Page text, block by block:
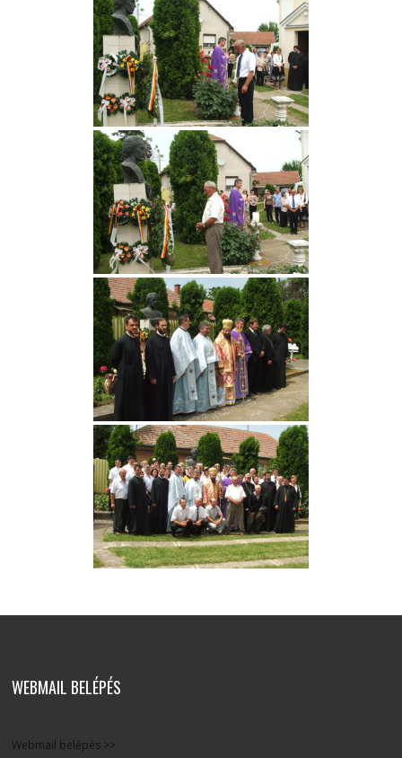
WEBMAIL BELÉPÉS
Webmail belépés >>